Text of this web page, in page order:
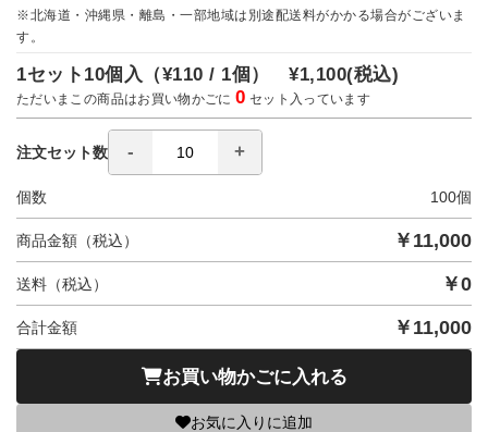
※北海道・沖縄県・離島・一部地域は別途配送料がかかる場合がございま
す。
1セット10個入（¥110 / 1個）¥1,100(税込)
ただいまこの商品はお買い物かごに0 セット入っています
注文セット数
個数 100個
商品金額（税込） ￥ 11,000
送料（税込） ￥0
合計金額 ￥ 11,000
お買い物かごに入れる
お気に入りに追加